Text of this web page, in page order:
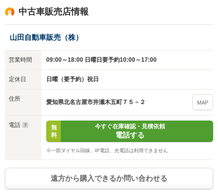
中古車販売店情報
山田自動車販売（株）
営業時間 09:00～18:00 日曜日要予約10:00～17:00
定休日 日曜（要予約）祝日
住所 愛知県北名古屋市井瀬木五町７５－２ MAP
電話
無
料
今すぐ在庫確認・見積依頼
電話する
※一部ダイヤル回線、IP電話、光電話は利用できません
遠方から購入できるか問い合わせる